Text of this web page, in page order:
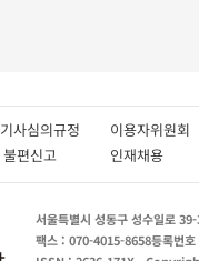
기사심의규정 이용자위원
불편신고 인재채용
서울특별시 성동구 성수일로
팩스 : 070-4015-8658등록번